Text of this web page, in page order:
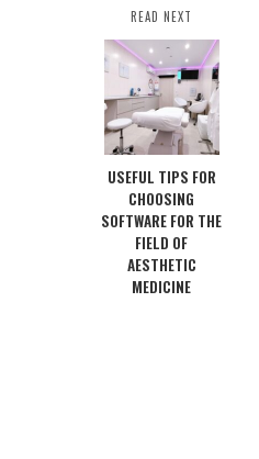
READ NEXT
USEFUL TIPS FOR
CHOOSING
SOFTWARE FOR THE
FIELD OF
AESTHETIC
MEDICINE